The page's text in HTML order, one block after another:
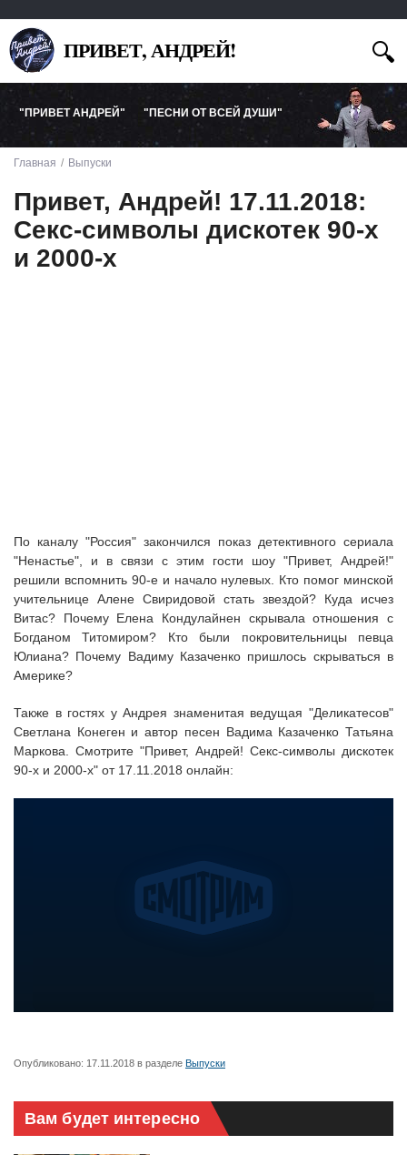
ПРИВЕТ, АНДРЕЙ!
"ПРИВЕТ АНДРЕЙ" "ПЕСНИ ОТ ВСЕЙ ДУШИ"
Главная Выпуски
Привет, Андрей! 17.11.2018:
Секс-символы дискотек 90-х
и 2000-х
По каналу "Россия" закончился показ детективного сериала
"Ненастье", и в связи с этим гости шоу "Привет, Андрей!"
решили вспомнить 90-е и начало нулевых. Кто помог минской
учительнице Алене Свиридовой стать звездой? Куда исчез
Витас? Почему Елена Кондулайнен скрывала отношения с
Богданом Титомиром? Кто были покровительницы певца
Юлиана? Почему Вадиму Казаченко пришлось скрываться в
Америке?
Также в гостях у Андрея знаменитая ведущая "Деликатесов"
Светлана Конеген и автор песен Вадима Казаченко Татьяна
Маркова. Смотрите "Привет, Андрей! Секс-символы дискотек
90-х и 2000-х" от 17.11.2018 онлайн:
Опубликовано: 17.11.2018 в разделе Выпуски
Вам будет интересно